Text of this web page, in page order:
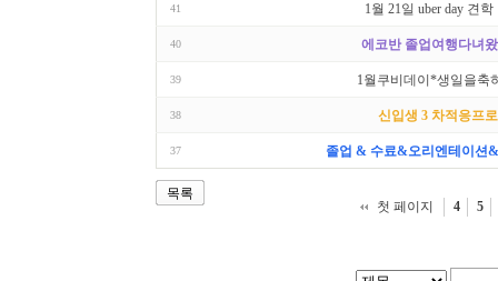
41 1월 21일 uber day 견
40 에코반 졸업여행다녀
39 1월쿠비데이*생일을축
38 신입생 3 차적응프
37 졸업 & 수료&오리엔테이션
목록
첫 페이지
4 5